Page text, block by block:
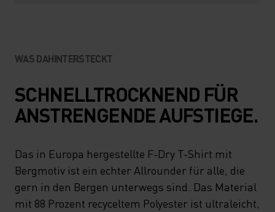
WAS DAHINTERSTECKT
SCHNELLTROCKNEND FÜR
ANSTRENGENDE AUFSTIEGE.
Das in Europa hergestellte F-Dry T-Shirt mit
Bergmotiv ist ein echter Allrounder für alle, die
gern in den Bergen unterwegs sind. Das Material
mit 88 Prozent recyceltem Polyester ist ultraleicht,